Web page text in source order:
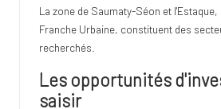
La zone de Saumaty-Séon et
Franche Urbaine, constituent des
recherchés.
Les opportunités
saisir